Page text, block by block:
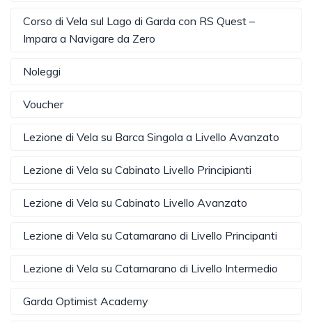
Corso di Vela sul Lago di Garda con RS Quest –
Impara a Navigare da Zero
Noleggi
Voucher
Lezione di Vela su Barca Singola a Livello Avanzato
Lezione di Vela su Cabinato Livello Principianti
Lezione di Vela su Cabinato Livello Avanzato
Lezione di Vela su Catamarano di Livello Principanti
Lezione di Vela su Catamarano di Livello Intermedio
Garda Optimist Academy